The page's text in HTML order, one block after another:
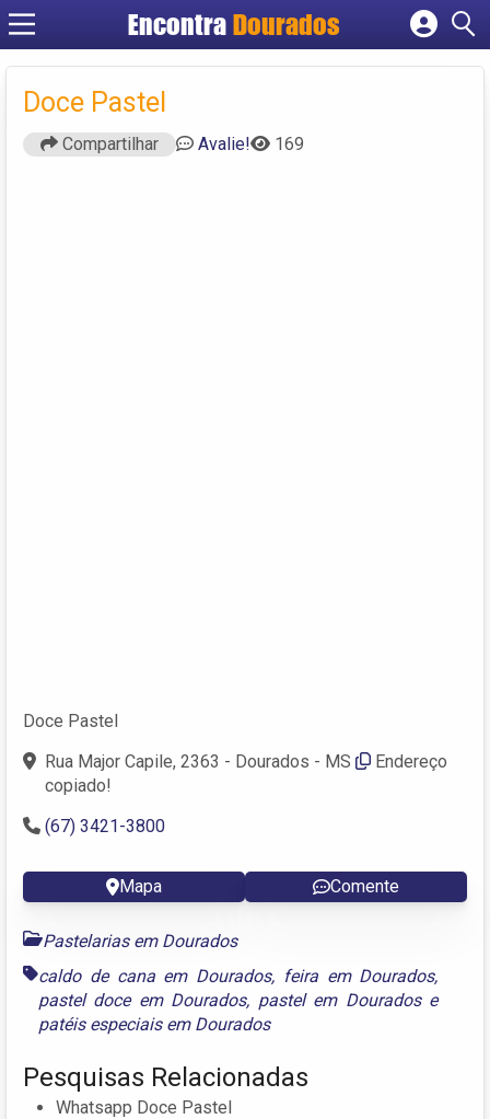
EncontraDourados
Cadastrar empresa
Doce Pastel
Compartilhar Avalie! 169
Doce Pastel
Rua Major Capile, 2363 - Dourados - MS
Endereço
copiado!
(67) 3421-3800
Mapa Comente
Pastelarias em Dourados
caldo de cana em Dourados, feira em Dourados,
pastel doce em Dourados, pastel em Douradose
patéis especiais em Dourados
Pesquisas Relacionadas
Whatsapp Doce Pastel